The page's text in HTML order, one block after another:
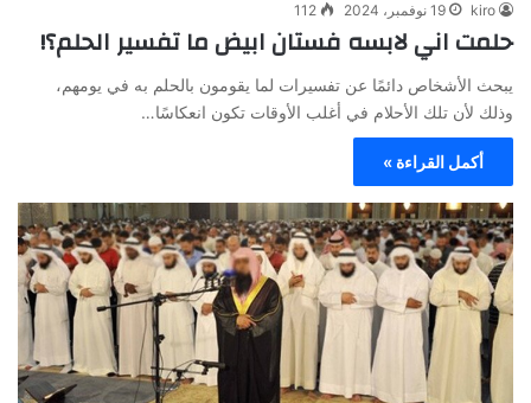
kiro 19 نوفمبر، 2024 112
حلمت اني لابسه فستان ابيض ما تفسير الحلم؟!
يبحث الأشخاص دائمًا عن تفسيرات لما يقومون بالحلم به في يومهم،
وذلك لأن تلك الأحلام في أغلب الأوقات تكون انعكاسًا…
أكمل القراءة »